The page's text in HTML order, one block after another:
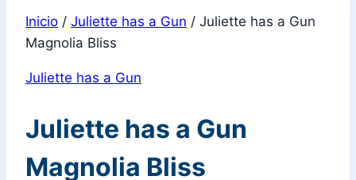
Inicio / Juliette has a Gun / Juliette has a Gun
Magnolia Bliss
Juliette has a Gun
Juliette has a Gun
Magnolia Bliss